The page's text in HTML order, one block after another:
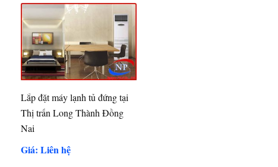
Lắp đặt máy lạnh tủ đứng tại
Thị trấn Long Thành Đồng
Nai
Giá: Liên hệ